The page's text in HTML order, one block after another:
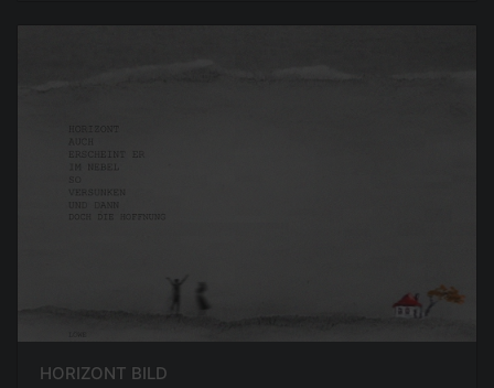
HORIZONT BILD